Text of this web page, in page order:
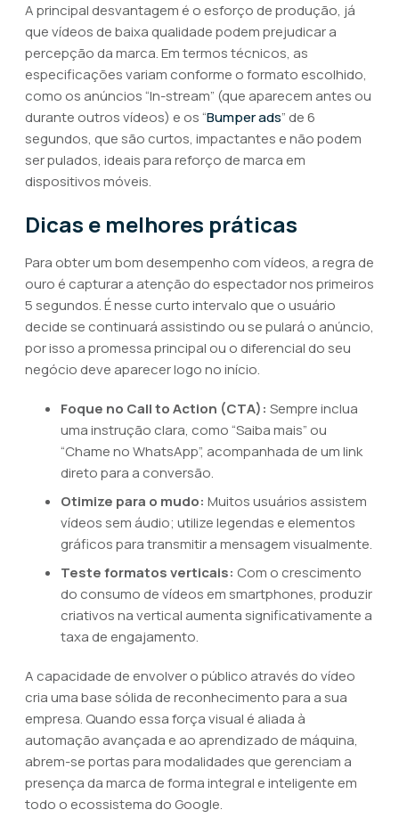
A principal desvantagem é o esforço de produção, já
que vídeos de baixa qualidade podem prejudicar a
percepção da marca. Em termos técnicos, as
especificações variam conforme o formato escolhido,
como os anúncios “In-stream” (que aparecem antes ou
durante outros vídeos) e os “Bumper ads” de 6
segundos, que são curtos, impactantes e não podem
ser pulados, ideais para reforço de marca em
dispositivos móveis.
Dicas e melhores práticas
Para obter um bom desempenho com vídeos, a regra de
ouro é capturar a atenção do espectador nos primeiros
5 segundos. É nesse curto intervalo que o usuário
decide se continuará assistindo ou se pulará o anúncio,
por isso a promessa principal ou o diferencial do seu
negócio deve aparecer logo no início.
Foque no Call to Action (CTA): Sempre inclua
uma instrução clara, como “Saiba mais” ou
“Chame no WhatsApp”, acompanhada de um link
direto para a conversão.
Otimize para o mudo: Muitos usuários assistem
vídeos sem áudio; utilize legendas e elementos
gráficos para transmitir a mensagem visualmente.
Teste formatos verticais: Com o crescimento
do consumo de vídeos em smartphones, produzir
criativos na vertical aumenta significativamente a
taxa de engajamento.
A capacidade de envolver o público através do vídeo
cria uma base sólida de reconhecimento para a sua
empresa. Quando essa força visual é aliada à
automação avançada e ao aprendizado de máquina,
abrem-se portas para modalidades que gerenciam a
presença da marca de forma integral e inteligente em
todo o ecossistema do Google.